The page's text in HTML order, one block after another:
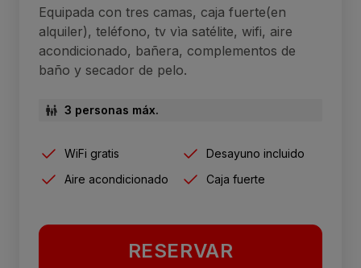
Equipada con tres camas, caja fuerte(en
alquiler), teléfono, tv vìa satélite, wifi, aire
acondicionado, bañera, complementos de
baño y secador de pelo.
3 personas máx.
WiFi gratis
Desayuno incluido
Aire acondicionado
Caja fuerte
RESERVAR